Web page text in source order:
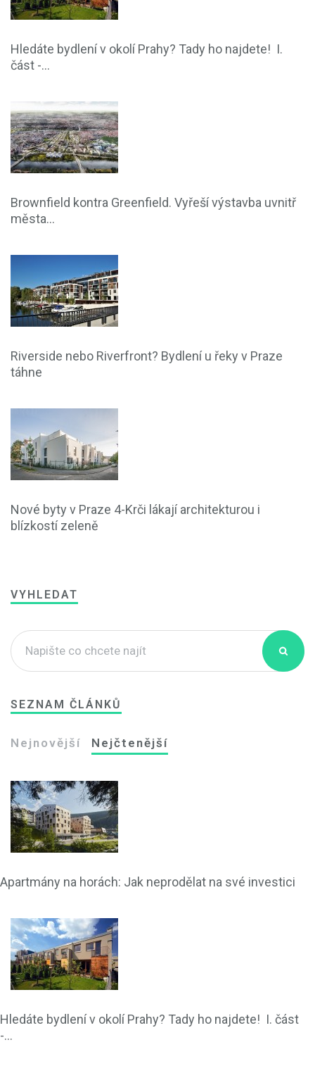
Hledáte bydlení v okolí Prahy? Tady ho najdete! I.
část -...
Brownfield kontra Greenfield. Vyřeší výstavba uvnitř
města...
Riverside nebo Riverfront? Bydlení u řeky v Praze
táhne
Nové byty v Praze 4-Krči lákají architekturou i
blízkostí zeleně
VYHLEDAT
SEZNAM ČLÁNKŮ
Nejnovější Nejčtenější
Apartmány na horách: Jak neprodělat na své investici
Hledáte bydlení v okolí Prahy? Tady ho najdete! I. část
-...